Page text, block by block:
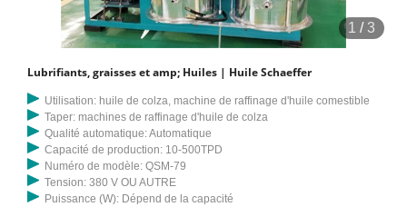
1 /3
Lubrifiants, graisses et amp; Huiles | Huile Schaeffer
Utilisation: huile de colza, machine de raffinage d'huile comestible
Taper: machines de raffinage d'huile de colza
Qualité automatique: Automatique
Capacité de production: 10-500TPD
Numéro de modèle: QSM-79
Tension: 380 V OU AUTRE
Puissance (W): Dépend de la capacité